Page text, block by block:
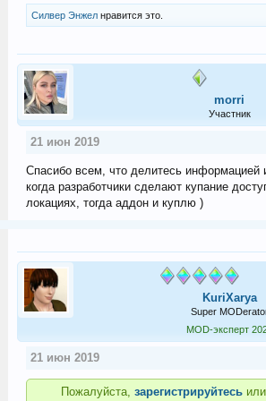
Силвер Энжелнравится это.
morri
Участник
21 июн 2019
Спасибо всем, что делитесь информацией
когда разработчики сделают купание
локациях, тогда аддон и куплю )
KuriXarya
Super
MOD-эксперт
21 июн 2019
Пожалуйста, зарегистрируйтесьили